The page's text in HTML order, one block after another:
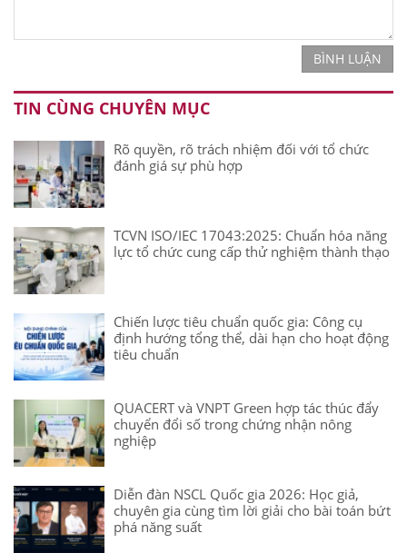
BÌNH LUẬN
TIN CÙNG CHUYÊN MỤC
Rõ quyền, rõ trách nhiệm đối với tổ chức
đánh giá sự phù hợp
TCVN ISO/IEC 17043:2025: Chuẩn hóa năng
lực tổ chức cung cấp thử nghiệm thành thạo
Chiến lược tiêu chuẩn quốc gia: Công cụ
định hướng tổng thể, dài hạn cho hoạt động
tiêu chuẩn
QUACERT và VNPT Green hợp tác thúc đẩy
chuyển đổi số trong chứng nhận nông
nghiệp
Diễn đàn NSCL Quốc gia 2026: Học giả,
chuyên gia cùng tìm lời giải cho bài toán bứt
phá năng suất